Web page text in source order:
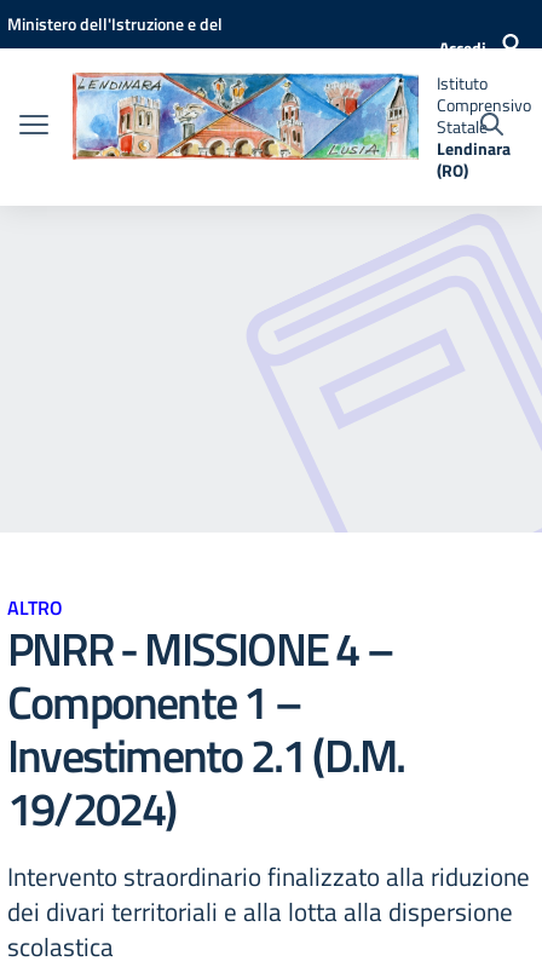
Vai ai contenuti
Vai al menu di navigazione
Vai al footer
Ministero dell'Istruzione e del
Accedi
Istituto
Comprensivo
Lendinara
(RO)
Istituto
Comprensivo
Statale
Lendinara
(RO)
ALTRO
PNRR - MISSIONE 4 –
Componente 1 –
Investimento 2.1 (D.M.
19/2024)
Intervento straordinario finalizzato alla riduzione
dei divari territoriali e alla lotta alla dispersione
scolastica